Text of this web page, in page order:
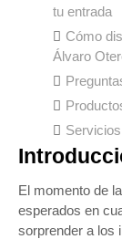
tu entrada
Cómo
Álvaro
El momento de la
esperados en
sorprender a los